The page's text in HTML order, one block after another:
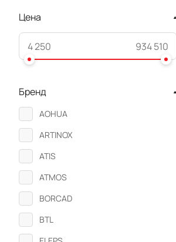
Цена
Бренд
AOHUA
ARTINOX
ATIS
ATMOS
BORCAD
BTL